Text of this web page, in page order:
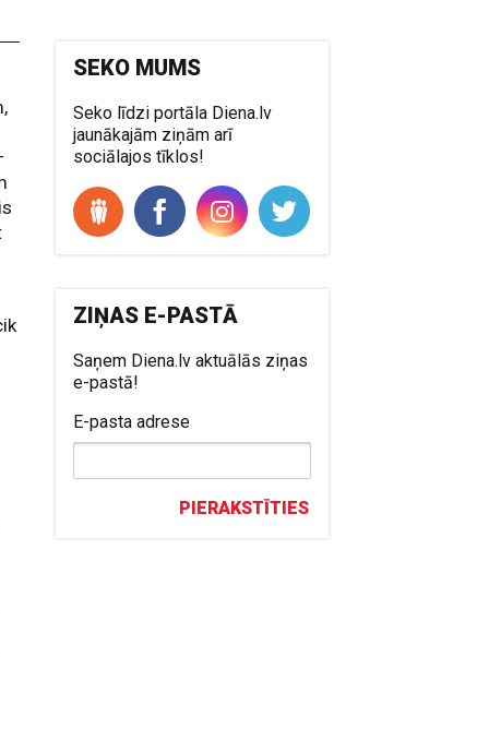
SEKO MUMS
Seko līdzi portāla Diena.lv
jaunākajām ziņām arī
sociālajos tīklos!
ZIŅAS E-PASTĀ
Saņem Diena.lv aktuālās ziņas
e-pastā!
E-pasta adrese
PIERAKSTĪTIES